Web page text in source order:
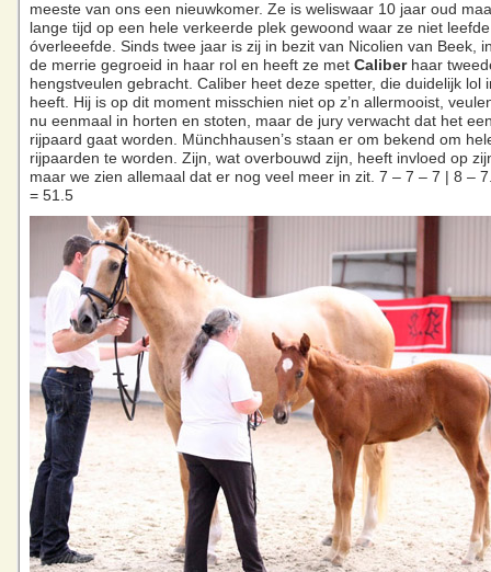
meeste van ons een nieuwkomer. Ze is weliswaar 10 jaar oud
lange tijd op een hele verkeerde plek gewoond waar ze niet
óverleeefde. Sinds twee jaar is zij in bezit van Nicolien van Beek,
de merrie gegroeid in haar rol en heeft ze met Caliberhaar
hengstveulen gebracht. Caliber heet deze spetter, die duidelijk lol
heeft. Hij is op dit moment misschien niet op z’n allermooist,
nu eenmaal in horten en stoten, maar de jury verwacht dat het
rijpaard gaat worden. Münchhausen’s staan er om bekend om
rijpaarden te worden. Zijn, wat overbouwd zijn, heeft invloed op
maar we zien allemaal dat er nog veel meer in zit. 7 – 7 – 7 | 8 –
= 51.5